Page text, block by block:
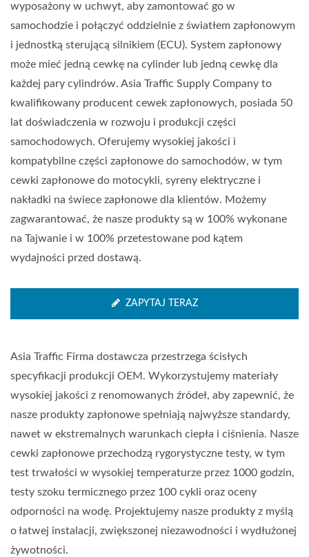
wyposażony w uchwyt, aby zamontować go w
samochodzie i połączyć oddzielnie z światłem zapłonowym
i jednostką sterującą silnikiem (ECU). System zapłonowy
może mieć jedną cewkę na cylinder lub jedną cewkę dla
każdej pary cylindrów. Asia Traffic Supply Company to
kwalifikowany producent cewek zapłonowych, posiada 50
lat doświadczenia w rozwoju i produkcji części
samochodowych. Oferujemy wysokiej jakości i
kompatybilne części zapłonowe do samochodów, w tym
cewki zapłonowe do motocykli, syreny elektryczne i
nakładki na świece zapłonowe dla klientów. Możemy
zagwarantować, że nasze produkty są w 100% wykonane
na Tajwanie i w 100% przetestowane pod kątem
wydajności przed dostawą.
ZAPYTAJ TERAZ
Asia Traffic Firma dostawcza przestrzega ścisłych
specyfikacji produkcji OEM. Wykorzystujemy materiały
wysokiej jakości z renomowanych źródeł, aby zapewnić, że
nasze produkty zapłonowe spełniają najwyższe standardy,
nawet w ekstremalnych warunkach ciepła i ciśnienia. Nasze
cewki zapłonowe przechodzą rygorystyczne testy, w tym
test trwałości w wysokiej temperaturze przez 1000 godzin,
testy szoku termicznego przez 100 cykli oraz oceny
odporności na wodę. Projektujemy nasze produkty z myślą
o łatwej instalacji, zwiększonej niezawodności i wydłużonej
żywotności.